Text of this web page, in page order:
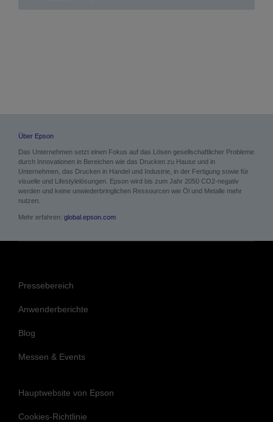
Über Epson
Das Unternehmen setzt einen Fokus auf das Lösen gesellschaftlicher Probleme
durch Innovationen in Bereichen wie das Drucken zu Hause und in
Unternehmen, das Drucken in Handel und Industrie, in der Fertigung sowie für
visuelle und Lifestylelösungen. Epson wird bis zum Jahr 2050 CO2-negativ
werden und keine unwiederbringlichen Ressourcen wie Öl und Metalle mehr
nutzen.
Mehr erfahren: global.epson.com
Pressebereich
Anwenderberichte
Blog
Messen & Events
Hauptwebsite von Epson
Cookies-Richtlinie